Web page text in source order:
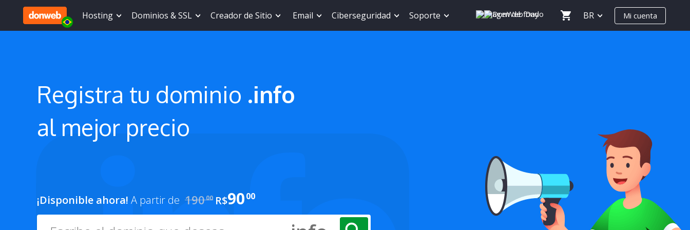
Hosting Dominios & SSL Creador de Sitio Email Ciberseguridad Soporte BR Mi cuenta
Registra tu dominio .info
al mejor precio
¡Disponible ahora! A partir de 19000 R$9000